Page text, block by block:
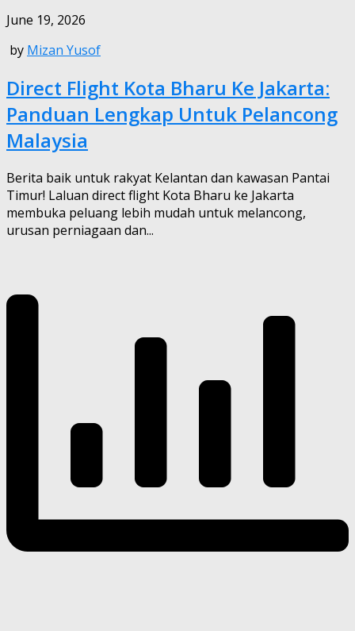
June 19, 2026
by Mizan Yusof
Direct Flight Kota Bharu Ke Jakarta:
Panduan Lengkap Untuk Pelancong
Malaysia
Berita baik untuk rakyat Kelantan dan kawasan Pantai
Timur! Laluan direct flight Kota Bharu ke Jakarta
membuka peluang lebih mudah untuk melancong,
urusan perniagaan dan...